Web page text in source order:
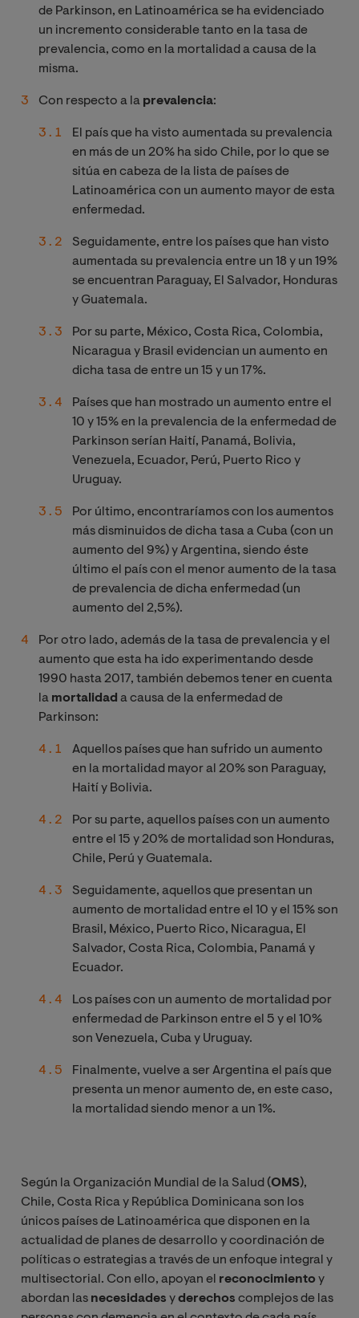
de Parkinson, en Latinoamérica se ha evidenciado
un incremento considerable tanto en la tasa de
prevalencia, como en la mortalidad a causa de la
misma.
Con respecto a la prevalencia:
El país que ha visto aumentada su prevalencia
en más de un 20% ha sido Chile, por lo que se
sitúa en cabeza de la lista de países de
Latinoamérica con un aumento mayor de esta
enfermedad.
Seguidamente, entre los países que han visto
aumentada su prevalencia entre un 18 y un 19%
se encuentran Paraguay, El Salvador, Honduras
y Guatemala.
Por su parte, México, Costa Rica, Colombia,
Nicaragua y Brasil evidencian un aumento en
dicha tasa de entre un 15 y un 17%.
Países que han mostrado un aumento entre el
10 y 15% en la prevalencia de la enfermedad de
Parkinson serían Haití, Panamá, Bolivia,
Venezuela, Ecuador, Perú, Puerto Rico y
Uruguay.
Por último, encontraríamos con los aumentos
más disminuidos de dicha tasa a Cuba (con un
aumento del 9%) y Argentina, siendo éste
último el país con el menor aumento de la tasa
de prevalencia de dicha enfermedad (un
aumento del 2,5%).
Por otro lado, además de la tasa de prevalencia y el
aumento que esta ha ido experimentando desde
1990 hasta 2017, también debemos tener en cuenta
la mortalidad a causa de la enfermedad de
Parkinson:
Aquellos países que han sufrido un aumento
en la mortalidad mayor al 20% son Paraguay,
Haití y Bolivia.
Por su parte, aquellos países con un aumento
entre el 15 y 20% de mortalidad son Honduras,
Chile, Perú y Guatemala.
Seguidamente, aquellos que presentan un
aumento de mortalidad entre el 10 y el 15% son
Brasil, México, Puerto Rico, Nicaragua, El
Salvador, Costa Rica, Colombia, Panamá y
Ecuador.
Los países con un aumento de mortalidad por
enfermedad de Parkinson entre el 5 y el 10%
son Venezuela, Cuba y Uruguay.
Finalmente, vuelve a ser Argentina el país que
presenta un menor aumento de, en este caso,
la mortalidad siendo menor a un 1%.
Según la Organización Mundial de la Salud (OMS),
Chile, Costa Rica y República Dominicana son los
únicos países de Latinoamérica que disponen en la
actualidad de planes de desarrollo y coordinación de
políticas o estrategias a través de un enfoque integral y
multisectorial. Con ello, apoyan el reconocimientoy
abordan las necesidades yderechos complejos de las